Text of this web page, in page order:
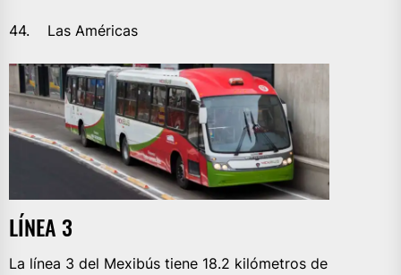
44. Las Américas
LÍNEA 3
La línea 3 del Mexibús tiene 18.2 kilómetros de